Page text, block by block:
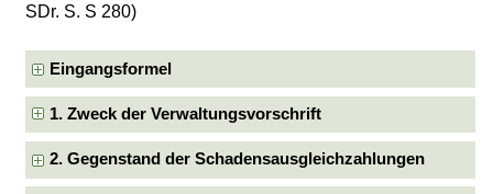
SDr. S. S 280)
Eingangsformel
1. Zweck der Verwaltungsvorschrift
2. Gegenstand der Schadensausgleichzahlungen